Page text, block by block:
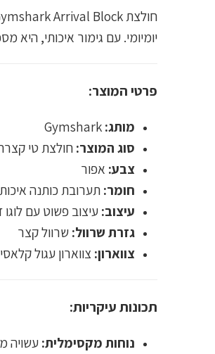
יומיומי. עם גימור איכותי,
פרטי המוצר:
מותג:
סוג המוצר:חולצת טי
צבע: אפור
חומר:תערובת כותנה
עיצוב:עיצוב פשוט עם
גזרת שרוול:שרוול קצר
צווארון: צווארון עגול
תכונות עיקריות:
נוחות מקסימלית:עשויה